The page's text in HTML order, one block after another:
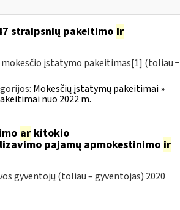
straipsnių pakeitimo ir
mokesčio įstatymo pakeitimas[1] (toliau −
Mokesčių įstatymų pakeitimai »
nuo 2022 m.
arkitokio
pajamų apmokestinimo ir
gyventojų (toliau – gyventojas) 2020